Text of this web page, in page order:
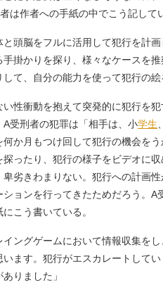
は作者への手紙の中でこう記して
と頭脳をフルに活用して犯行を計
手掛かりを探り、様々なケースを
して、自分の能力を使って犯行の絵
性衝動を抱えて突発的に犯行を
A受刑者の犯罪は「相手は、小学生
何か月もつけ回して犯行の機会を
探ったり、犯行の様子をビデオに
卑劣きわまりない。犯行への計画
ションを行ってきたためだろう。
こう書いている。
イングゲームにおいて情報収集を
ます。犯行がエスカレートして
りました」